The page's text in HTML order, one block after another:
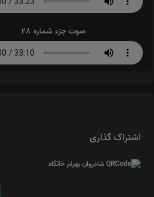
صوت جزء شماره 28
اشتراک گذاری